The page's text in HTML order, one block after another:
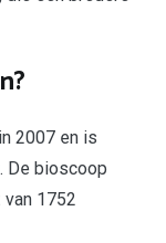
2007 en is
De bioscoop
1752